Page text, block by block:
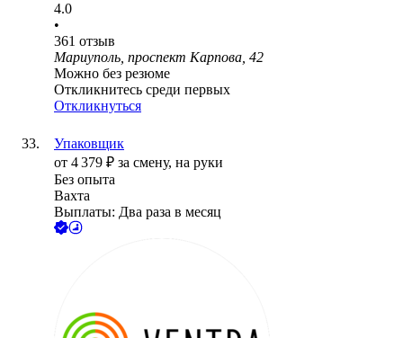
4.0
•
361 отзыв
Мариуполь, проспект Карпова, 42
Можно без резюме
Откликнитесь среди первых
Откликнуться
Упаковщик
от 4 379 ₽ за смену, на руки
Без опыта
Вахта
Выплаты: Два раза в месяц